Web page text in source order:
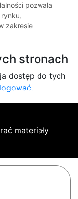
pozwala
zakresie
stronach
dostęp do tych
materiały